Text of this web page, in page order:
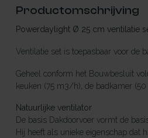
Productomschrijving
Powerdaylight Ø 25 cm ventilatie
Ventilatie set is toepasbaar voor de
Geheel conform het Bouwbesluit
keuken (75 m3/h), de badkamer
Natuurlijke ventilator
De basis Dakdoorvoer vormt de
Hij heeft als unieke eigenschap dat